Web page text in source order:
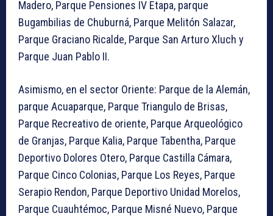
Madero, Parque Pensiones IV Etapa, parque
Bugambilias de Chuburná, Parque Melitón Salazar,
Parque Graciano Ricalde, Parque San Arturo Xluch y
Parque Juan Pablo II.
Asimismo, en el sector Oriente: Parque de la Alemán,
parque Acuaparque, Parque Triangulo de Brisas,
Parque Recreativo de oriente, Parque Arqueológico
de Granjas, Parque Kalia, Parque Tabentha, Parque
Deportivo Dolores Otero, Parque Castilla Cámara,
Parque Cinco Colonias, Parque Los Reyes, Parque
Serapio Rendon, Parque Deportivo Unidad Morelos,
Parque Cuauhtémoc, Parque Misné Nuevo, Parque